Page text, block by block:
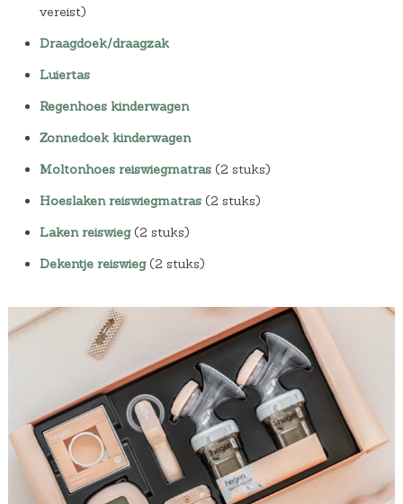
vereist)
Draagdoek/draagzak
Luiertas
Regenhoes kinderwagen
Zonnedoek kinderwagen
Moltonhoes reiswiegmatras(2 stuks)
Hoeslaken reiswiegmatras(2 stuks)
Laken reiswieg(2 stuks)
Dekentje reiswieg(2 stuks)